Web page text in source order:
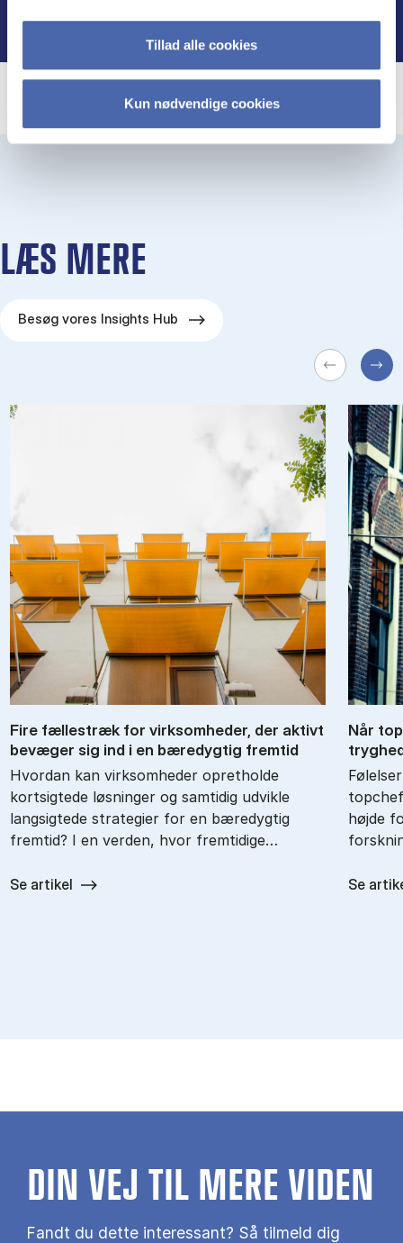
Tillad alle cookies
Kun nødvendige cookies
LÆS MERE
Besøg vores Insights Hub
Fire fæl­les­træk for virk­som­he­der, der ak­tivt
be­væ­ger sig ind i en bæ­re­dyg­tig frem­tid
Hvordan kan virksomheder opretholde
kortsigtede løsninger og samtidig udvikle
langsigtede strategier for en bæredygtig
fremtid? I en verden, hvor fremtidige…
Se artikel
Når
højde
Se
DIN VEJ TIL MERE VIDEN
Fandt du dette interessant? Så tilmeld dig